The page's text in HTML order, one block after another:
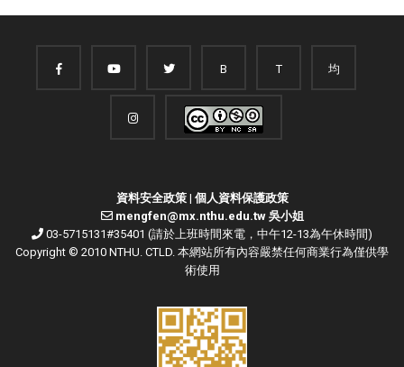
B T 均
資料安全政策| 個人資料保護政策
mengfen@mx.nthu.edu.tw 吳小姐
03-5715131#35401 (請於上班時間來電，中午12-13為午休時間)
Copyright © 2010 NTHU. CTLD. 本網站所有內容嚴禁任何商業行為僅供學
術使用